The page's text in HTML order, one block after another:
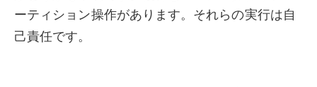
ーティション操作があります。それらの実行は自
己責任です。